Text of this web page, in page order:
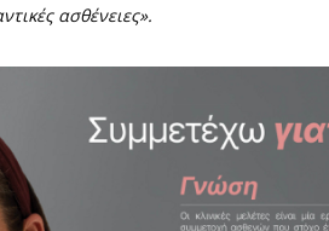
ασθένειες».